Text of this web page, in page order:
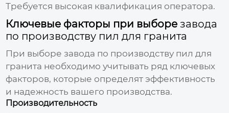
Требуется высокая квалификация оператора.
Ключевые факторы при выборезавода
по производству пил для гранита
При выборезавода по производству пил для
гранита необходимо учитывать ряд ключевых
факторов, которые определят эффективность
и надежность вашего производства.
Производительность